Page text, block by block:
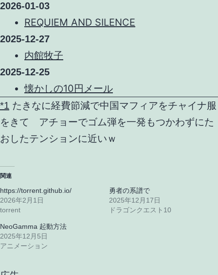
2026-01-03
REQUIEM AND SILENCE
2025-12-27
内館牧子
2025-12-25
懐かしの10円メール
*1 たきなに経費節減で中国マフィアをチャイナ服
をきて アチョーでゴム弾を一発もつかわずにた
おしたテンションに近いｗ
関連
https://torrent.github.io/
2026年2月1日
torrent
勇者の系譜で
2025年12月17日
ドラゴンクエスト10
NeoGamma 起動方法
2025年12月5日
アニメーション